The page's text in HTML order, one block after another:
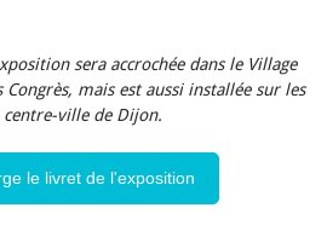
sera accrochée dans le Village
Congrès, mais est aussi installée sur les
ville de Dijon.
le livret de l'exposition